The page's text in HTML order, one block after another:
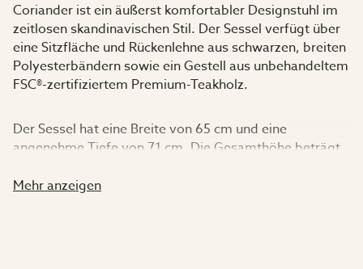
Coriander ist ein äußerst komfortabler Designstuhl im
zeitlosen skandinavischen Stil. Der Sessel verfügt über
eine Sitzfläche und Rückenlehne aus schwarzen, breiten
Polyesterbändern sowie ein Gestell aus unbehandeltem
FSC®-zertifiziertem Premium-Teakholz.
Der Sessel hat eine Breite von 65 cm und eine
angenehme Tiefe von 71 cm. Die Gesamthöhe beträgt
Mehr anzeigen